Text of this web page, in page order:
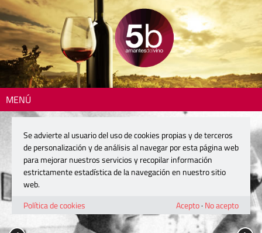
MENÚ
Se advierte al usuario del uso de cookies propias y de terceros
de personalización y de análisis al navegar por esta página web
para mejorar nuestros servicios y recopilar información
estrictamente estadística de la navegación en nuestro sitio
web.
Política de cookies
Acepto· No acepto